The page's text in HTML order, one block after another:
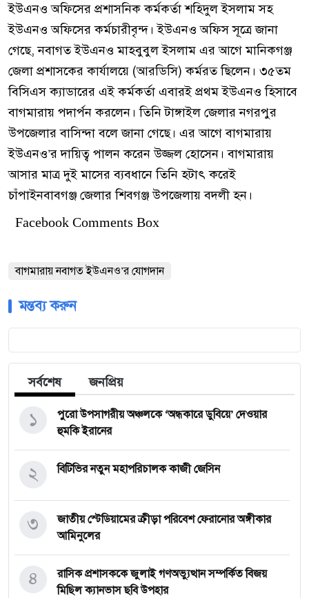
ইউএনও অফিসের প্রশাসনিক কর্মকর্তা শহিদুল ইসলাম সহ
ইউএনও অফিসের কর্মচারীবৃন্দ। ইউএনও অফিস সূত্রে জানা
গেছে, নবাগত ইউএনও মাহবুবুল ইসলাম এর আগে মানিকগঞ্জ
জেলা প্রশাসকের কার্যালয়ে (আরডিসি) কর্মরত ছিলেন। ৩৫তম
বিসিএস ক্যাডারের এই কর্মকর্তা এবারই প্রথম ইউএনও হিসাবে
বাগমারায় পদার্পন করলেন। তিনি টাঙ্গাইল জেলার নগরপুর
উপজেলার বাসিন্দা বলে জানা গেছে। এর আগে বাগমারায়
ইউএনও’র দায়িত্ব পালন করেন উজ্জল হোসেন। বাগমারায়
আসার মাত্র দুই মাসের ব্যবধানে তিনি হটাৎ করেই
চাঁপাইনবাবগঞ্জ জেলার শিবগঞ্জ উপজেলায় বদলী হন।
Facebook Comments Box
বাগমারায় নবাগত ইউএনও’র যোগদান
মন্তব্য করুন
সর্বশেষ জনপ্রিয়
পুরো উপসাগরীয় অঞ্চলকে ‘অন্ধকারে ডুবিয়ে’ দেওয়ার
হুমকি ইরানের
১
বিটিভির নতুন মহাপরিচালক কাজী জেসিন
২
জাতীয় স্টেডিয়ামের ক্রীড়া পরিবেশ ফেরানোর অঙ্গীকার
আমিনুলের
৩
রাসিক প্রশাসককে জুলাই গণঅভ্যুত্থান সম্পর্কিত বিজয়
মিছিল ক্যানভাস ছবি উপহার
৪